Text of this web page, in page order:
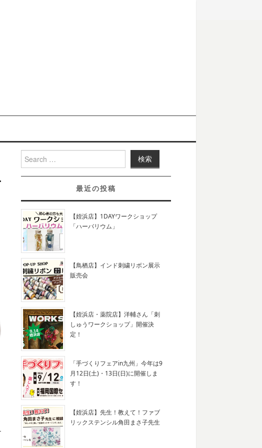
Search for:
最近の投稿
【姪浜店】1DAYワークショップ
「ハーバリウム」
【鳥栖店】インド刺繍リボン展示
販売会
【姪浜店・薬院店】洋輔さん「刺
しゅうワークショップ」開催決
定！
「手づくりフェアin九州」今年は9
月12日(土)・13日(日)に開催しま
す！
【姪浜店】先生！教えて！ファブ
リックステンシル角田まさ子先生